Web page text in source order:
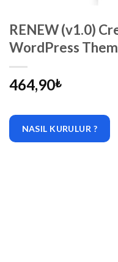
RENEW (v1.0)
WordPress
464,90₺
NASIL KURULUR ?